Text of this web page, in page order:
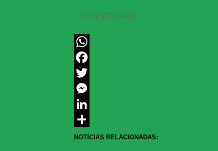
COMENTE ABAIXO:
WhatsApp
Facebook
Twitter
Messenger
LinkedIn
Share
NOTÍCIAS RELACIONADAS: